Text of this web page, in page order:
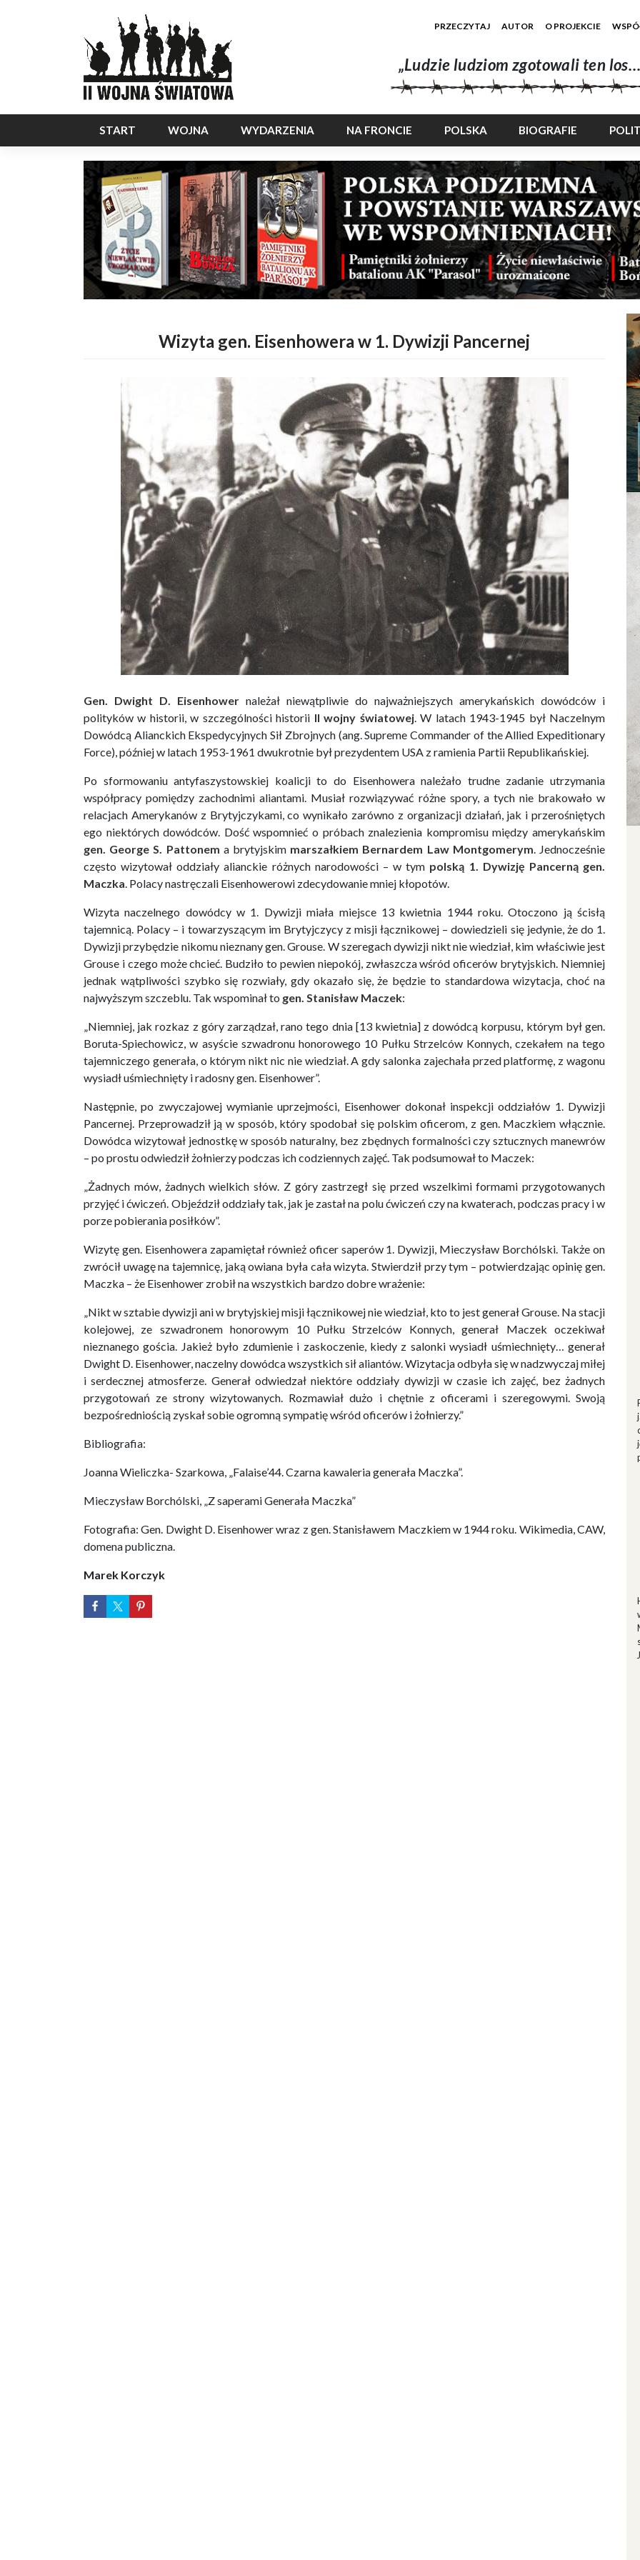
PRZECZYTAJ AUTOR O PROJEKCIE
„Ludzie ludziom zgotowali ten
START WOJNA WYDARZENIA NA FRONCIE POLSKA BIOGRAFIE
Wizyta gen. Eisenhowera w 1. Dywizji Pancernej
Gen. Dwight D. Eisenhower należał niewątpliwie do najważniejszych amerykańskich dowódców i
polityków w historii, w szczególności historii II wojny światowej. W latach 1943-1945 był Naczelnym
Dowódcą Alianckich Ekspedycyjnych Sił Zbrojnych (ang. Supreme Commander of the Allied Expeditionary
Force), później w latach 1953-1961 dwukrotnie był prezydentem USA z ramienia Partii Republikańskiej.
Po sformowaniu antyfaszystowskiej koalicji to do Eisenhowera należało trudne zadanie utrzymania
współpracy pomiędzy zachodnimi aliantami. Musiał rozwiązywać różne spory, a tych nie brakowało w
relacjach Amerykanów z Brytyjczykami, co wynikało zarówno z organizacji działań, jak i przerośniętych
ego niektórych dowódców. Dość wspomnieć o próbach znalezienia kompromisu między amerykańskim
gen. George S. Pattonem a brytyjskim marszałkiem Bernardem Law Montgomerym. Jednocześnie
często wizytował oddziały alianckie różnych narodowości – w tym polską 1. Dywizję Pancerną gen.
Maczka. Polacy nastręczali Eisenhowerowi zdecydowanie mniej kłopotów.
Wizyta naczelnego dowódcy w 1. Dywizji miała miejsce 13 kwietnia 1944 roku. Otoczono ją ścisłą
tajemnicą. Polacy – i towarzyszącym im Brytyjczycy z misji łącznikowej – dowiedzieli się jedynie, że do 1.
Dywizji przybędzie nikomu nieznany gen. Grouse. W szeregach dywizji nikt nie wiedział, kim właściwie jest
Grouse i czego może chcieć. Budziło to pewien niepokój, zwłaszcza wśród oficerów brytyjskich. Niemniej
jednak wątpliwości szybko się rozwiały, gdy okazało się, że będzie to standardowa wizytacja, choć na
najwyższym szczeblu. Tak wspominał to gen. Stanisław Maczek:
„Niemniej, jak rozkaz z góry zarządzał, rano tego dnia [13 kwietnia] z dowódcą korpusu, którym był gen.
Boruta-Spiechowicz, w asyście szwadronu honorowego 10 Pułku Strzelców Konnych, czekałem na tego
tajemniczego generała, o którym nikt nic nie wiedział. A gdy salonka zajechała przed platformę, z wagonu
wysiadł uśmiechnięty i radosny gen. Eisenhower”.
Następnie, po zwyczajowej wymianie uprzejmości, Eisenhower dokonał inspekcji oddziałów 1. Dywizji
Pancernej. Przeprowadził ją w sposób, który spodobał się polskim oficerom, z gen. Maczkiem włącznie.
Dowódca wizytował jednostkę w sposób naturalny, bez zbędnych formalności czy sztucznych manewrów
– po prostu odwiedził żołnierzy podczas ich codziennych zajęć. Tak podsumował to Maczek:
„Żadnych mów, żadnych wielkich słów. Z góry zastrzegł się przed wszelkimi formami przygotowanych
przyjęć i ćwiczeń. Objeździł oddziały tak, jak je zastał na polu ćwiczeń czy na kwaterach, podczas pracy i w
porze pobierania posiłków”.
Wizytę gen. Eisenhowera zapamiętał również oficer saperów 1. Dywizji, Mieczysław Borchólski. Także on
zwrócił uwagę na tajemnicę, jaką owiana była cała wizyta. Stwierdził przy tym – potwierdzając opinię gen.
Maczka – że Eisenhower zrobił na wszystkich bardzo dobre wrażenie:
„Nikt w sztabie dywizji ani w brytyjskiej misji łącznikowej nie wiedział, kto to jest generał Grouse. Na stacji
kolejowej, ze szwadronem honorowym 10 Pułku Strzelców Konnych, generał Maczek oczekiwał
nieznanego gościa. Jakież było zdumienie i zaskoczenie, kiedy z salonki wysiadł uśmiechnięty… generał
Dwight D. Eisenhower, naczelny dowódca wszystkich sił aliantów. Wizytacja odbyła się w nadzwyczaj miłej
i serdecznej atmosferze. Generał odwiedzał niektóre oddziały dywizji w czasie ich zajęć, bez żadnych
przygotowań ze strony wizytowanych. Rozmawiał dużo i chętnie z oficerami i szeregowymi. Swoją
bezpośredniością zyskał sobie ogromną sympatię wśród oficerów i żołnierzy.”
Bibliografia:
Joanna Wieliczka- Szarkowa, „Falaise’44. Czarna kawaleria generała Maczka”.
Mieczysław Borchólski, „Z saperami Generała Maczka”
Fotografia: Gen. Dwight D. Eisenhower wraz z gen. Stanisławem Maczkiem w 1944 roku. Wikimedia, CAW,
domena publiczna.
Marek Korczyk